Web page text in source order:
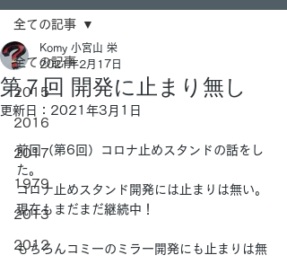
全ての記事
2015
2016
2017
1979
2013
2012
全ての記事
第７回 開発に止まり無し
Komy 小宮山 栄
2021年2月17日
更新日： 2021年3月1日
前回（第6回）コロナ止めスタンドの話をし
た。
コロナ止めスタンド開発には止まりは無い。
現在もまだまだ継続中！
もちろんコミーのミラー開発にも止まりは無